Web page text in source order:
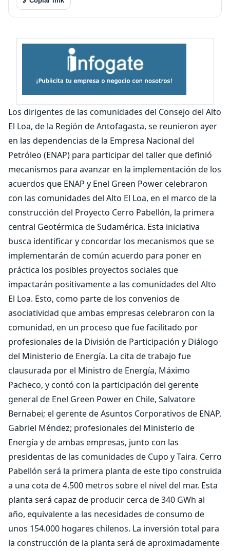
Los dirigentes de las comunidades del Consejo del Alto
El Loa, de la Región de Antofagasta, se reunieron ayer
en las dependencias de la Empresa Nacional del
Petróleo (ENAP) para participar del taller que definió
mecanismos para avanzar en la implementación de los
acuerdos que ENAP y Enel Green Power celebraron
con las comunidades del Alto El Loa, en el marco de la
construcción del Proyecto Cerro Pabellón, la primera
central Geotérmica de Sudamérica. Esta iniciativa
busca identificar y concordar los mecanismos que se
implementarán de común acuerdo para poner en
práctica los posibles proyectos sociales que
impactarán positivamente a las comunidades del Alto
El Loa. Esto, como parte de los convenios de
asociatividad que ambas empresas celebraron con la
comunidad, en un proceso que fue facilitado por
profesionales de la División de Participación y Diálogo
del Ministerio de Energía. La cita de trabajo fue
clausurada por el Ministro de Energía, Máximo
Pacheco, y contó con la participación del gerente
general de Enel Green Power en Chile, Salvatore
Bernabei; el gerente de Asuntos Corporativos de ENAP,
Gabriel Méndez; profesionales del Ministerio de
Energía y de ambas empresas, junto con las
presidentas de las comunidades de Cupo y Taira. Cerro
Pabellón será la primera planta de este tipo construida
a una cota de 4.500 metros sobre el nivel del mar. Esta
planta será capaz de producir cerca de 340 GWh al
año, equivalente a las necesidades de consumo de
unos 154.000 hogares chilenos. La inversión total para
la construcción de la planta será de aproximadamente